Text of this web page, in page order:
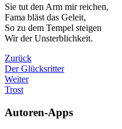
Sie tut den Arm mir reichen,
Fama bläst das Geleit,
So zu dem Tempel steigen
Wir der Unsterblichkeit.
Zurück
Der Glücksritter
Weiter
Trost
Autoren-Apps